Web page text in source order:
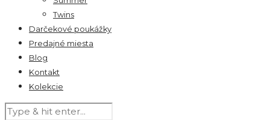
Twins
Darčekové poukážky
Predajné miesta
Blog
Kontakt
Kolekcie